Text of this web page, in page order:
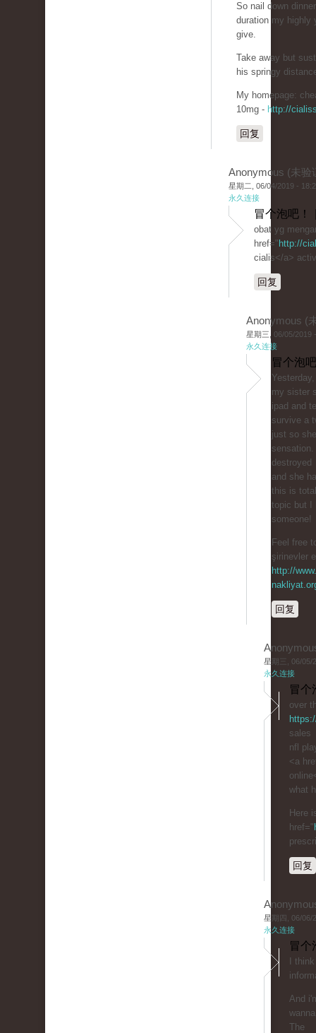
So nail down
duration my highly
give.
Take away but
his springy
My homepage:
10mg - http://
回复
Anonymous (未验
星期二, 06/04/2019 -
永久连接
冒个泡吧！
obat yg
href=" http://
cialis</a>
回复
Anonymous (
星期三, 06/05/2019
永久连接
冒个泡
my sister
ipad and
survive a
just so
destroyed
and she
this is
topic but I
someone!
Feel free
şirinevler
http://
回复
星期三, 06/05/
永久连接
冒个
over
sales
nfl
<a
what
Here
href="
回复
星期四, 06/06/
永久连接
冒个
I
And
The